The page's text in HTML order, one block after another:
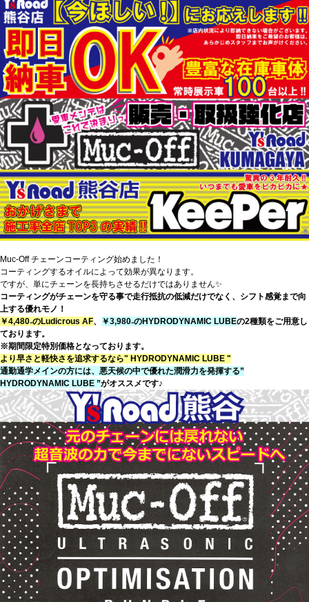
Muc-Off チェーンコーティング始めました！
コーティングするオイルによって効果が異なります。
ですが、単にチェーンを長持ちさせるだけではありません✨
コーティングがチェーンを守る事で走行抵抗の低減だけでなく、シフト感覚まで向
上する優れモノ！
￥4,480₋のLudicrous AF、 ￥3,980₋のHYDRODYNAMIC LUBEの2種類をご用意し
ております。
※期間限定特別価格となっております。
より早さと軽快さを追求するなら" HYDRODYNAMIC LUBE "
通勤通学メインの方には、悪天候の中で優れた潤滑力を発揮する”
HYDRODYNAMIC LUBE ”がオススメです♪